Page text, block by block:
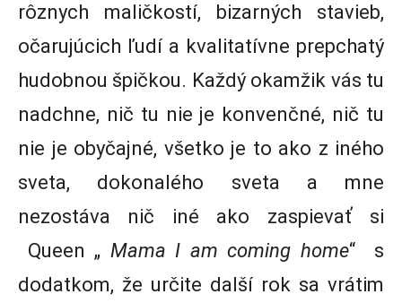
rôznych maličkostí, bizarných stavieb,
očarujúcich ľudí a kvalitatívne prepchatý
hudobnou špičkou. Každý okamžik vás tu
nadchne, nič tu nie je konvenčné, nič tu
nie je obyčajné, všetko je to ako z iného
sveta, dokonalého sveta a mne
nezostáva nič iné ako zaspievať si
Queen „ Mama I am coming home“ s
dodatkom, že určite další rok sa vrátim